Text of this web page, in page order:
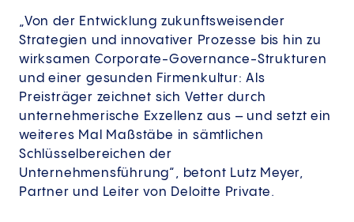
„Von der Entwicklung zukunftsweisender
Strategien und innovativer Prozesse bis hin zu
wirksamen Corporate-Governance-Strukturen
und einer gesunden Firmenkultur: Als
Preisträger zeichnet sich Vetter durch
unternehmerische Exzellenz aus – und setzt ein
weiteres Mal Maßstäbe in sämtlichen
Schlüsselbereichen der
Unternehmensführung“, betont Lutz Meyer,
Partner und Leiter von Deloitte Private.